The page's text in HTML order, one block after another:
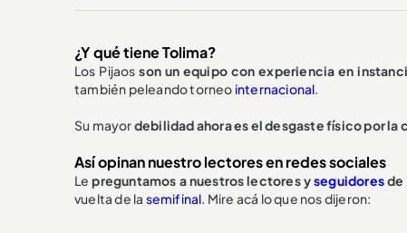
¿Y qué tiene Tolima?
Los Pijaosson un equipo con experiencia en
también peleando torneo internacional.
Su mayordebilidad ahora es el desgaste físico por la
Así opinan nuestro lectores en redes sociales
Le preguntamos a nuestros lectores yseguidoresde
vuelta de la semifinal. Mire acá lo que nos dijeron: